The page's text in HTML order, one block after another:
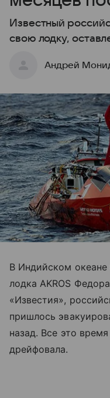
Известный
свою лодку,
Андрей
В Индийском океане
лодка AKROS
«Известия»,
пришлось
назад. Все это
дрейфовала.